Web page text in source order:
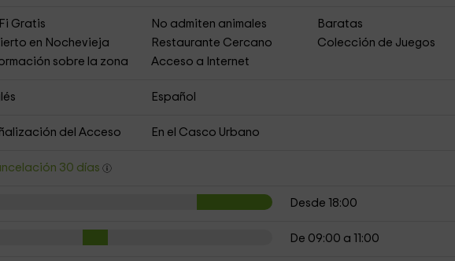
Gratis No admiten animales
Baratas
en Nochevieja
Restaurante Cercano
Colección de Juegos
sobre la zona
Acceso a Internet
Español
del Acceso En el Casco Urbano
30 días
Desde 18:00
De 09:00 a 11:00